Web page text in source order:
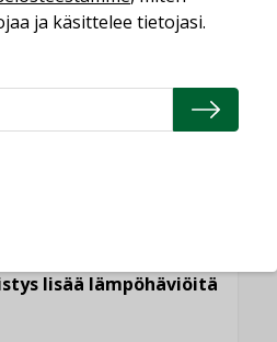
yrityskaupasta:
lisää lämpöhäviöitä
ja käsittelee tietojasi.